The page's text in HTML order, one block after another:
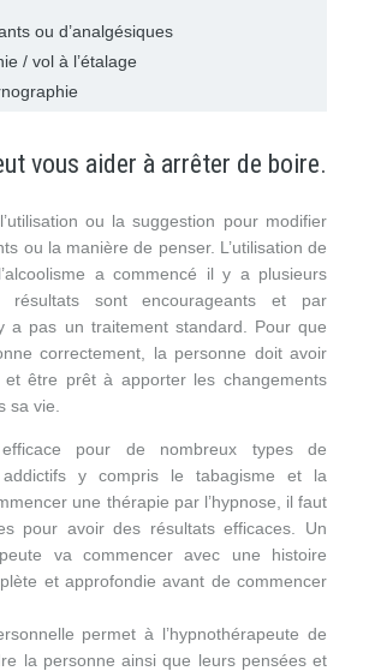
ou d’analgésiques
/ vol à l’étalage
vous aider à arrêter de boire.
l’utilisation ou la suggestion pour modifier
ou la manière de penser. L’utilisation de
a commencé il y a plusieurs
résultats sont encourageants et par
a pas un traitement standard. Pour que
correctement, la personne doit avoir
être prêt à apporter les changements
sa vie.
efficace pour de nombreux types de
addictifs y compris le tabagisme et la
une thérapie par l’hypnose, il faut
pour avoir des résultats efficaces. Un
va commencer avec une histoire
et approfondie avant de commencer
permet à l’hypnothérapeute de
la personne ainsi que leurs pensées et